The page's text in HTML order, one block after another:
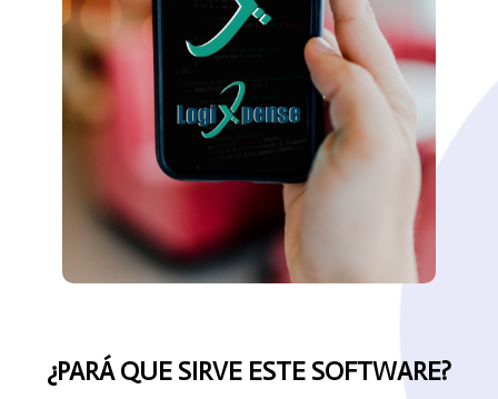
¿PARÁ QUE SIRVE ESTE SOFTWARE?